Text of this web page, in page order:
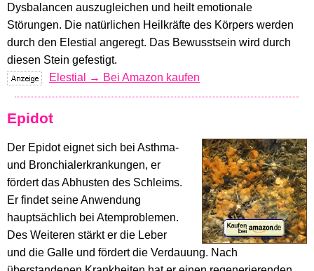
Dysbalancen auszugleichen und heilt emotionale
Störungen. Die natürlichen Heilkräfte des Körpers werden
durch den Elestial angeregt. Das Bewusstsein wird durch
diesen Stein gefestigt.
Elestial → Bei Amazon kaufen
Epidot
Der Epidot eignet sich bei Asthma-
und Bronchialerkrankungen, er
fördert das Abhusten des Schleims.
Er findet seine Anwendung
hauptsächlich bei Atemproblemen.
Des Weiteren stärkt er die Leber
und die Galle und fördert die Verdauung. Nach